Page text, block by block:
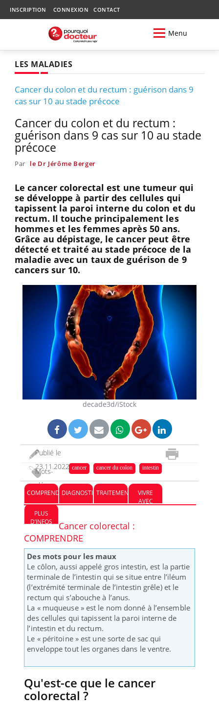
INSCRIPTION CONNEXION CONTACT
Menu
LES MALADIES
Cancer du colon et du rectum : guérison dans 9
cas sur 10 au stade précoce
Cancer du colon et du rectum :
guérison dans 9 cas sur 10 au stade
précoce
Par le Dr Jérôme Berger
Le cancer colorectal est une tumeur qui
se développe à partir des cellules qui
tapissent la paroi interne du colon et du
rectum. Il touche principalement les
hommes et les femmes après 50 ans.
Grâce au dépistage, le cancer peut être
détecté et traité au stade précoce de la
maladie avec un taux de guérison de 9
cancers sur 10.
decade3d/iStock
Publié le
23.11.2022
Mots-
clés :
cancer cancer du colon intestin
COMPRENDREDIAGNOSTICTRAITEMENT
VIVRE
AVEC
PLUS
D’INFOS
Cancer colorectal :
COMPRENDRE
Des mots pour les maux
Le côlon, aussi appelé gros intestin, est la partie
terminale de l’intestin qui se situe entre l’iléum
(l’extrémité terminale de l’intestin grêle) et le
rectum qui s’abouche à l’anus.
La « muqueuse » est le nom donné à l’ensemble
des cellules qui tapissent la paroi interne de
l’intestin et du rectum.
Le « péritoine » est une sorte de sac qui
enveloppe tout les organes dans le ventre.
Qu'est-ce que le cancer
colorectal ?